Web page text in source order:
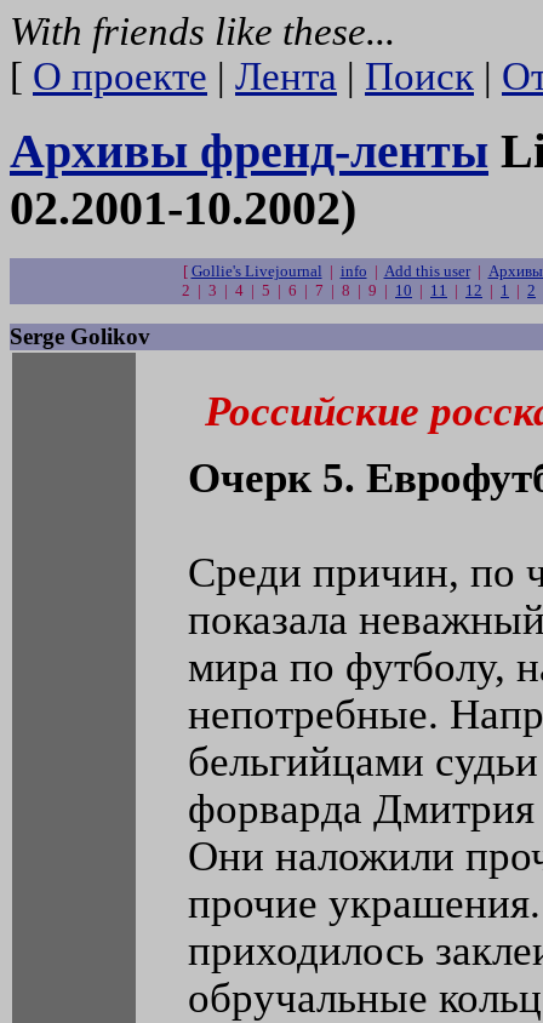
With friends like these...
[ О проекте | Лента | Поиск |
Архивы френд-ленты
02.2001-10.2002)
[ Gollie's Livejournal | info | Add this user|
2 | 3 | 4 | 5 | 6 | 7 | 8 | 9 | 10 | 11 | 12 | 1 | 2
Serge Golikov
Российские
Очерк 5.
Среди причин, по
показала
мира по футболу,
непотребные.
бельгийцами
форварда
Они наложили
прочие
приходилось
обручальные